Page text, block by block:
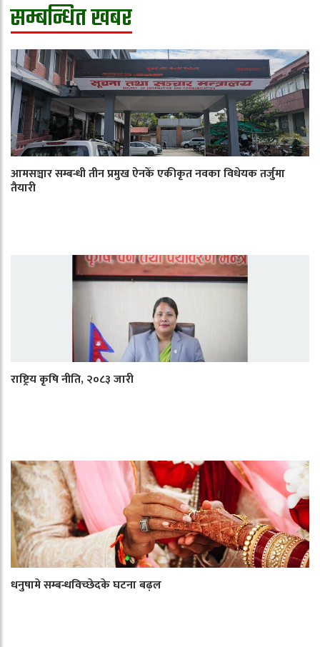
सम्बन्धित खबर
आमसञ्चार सम्बन्धी तीन प्रमुख ऐनकेँ एकीकृत नवका विधेयक तर्जुमा
तैयारी
राष्ट्रिय कृषि नीति, २०८३ जारी
धनुषामे सम्बन्धविच्छेदके घटना बढ़ल